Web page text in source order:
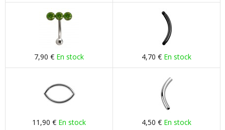
7,90 € En stock 4,70 € En stock
11,90 € En stock 4,50 € En stock